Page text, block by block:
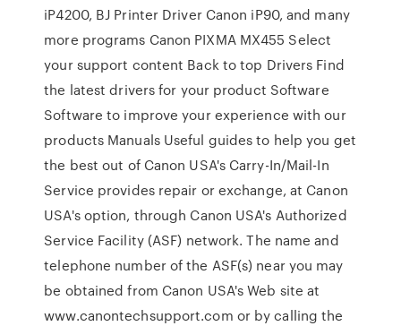
iP4200, BJ Printer Driver Canon iP90, and many
more programs Canon PIXMA MX455 Select
your support content Back to top Drivers Find
the latest drivers for your product Software
Software to improve your experience with our
products Manuals Useful guides to help you get
the best out of Canon USA's Carry-In/Mail-In
Service provides repair or exchange, at Canon
USA's option, through Canon USA's Authorized
Service Facility (ASF) network. The name and
telephone number of the ASF(s) near you may
be obtained from Canon USA's Web site at
www.canontechsupport.com or by calling the